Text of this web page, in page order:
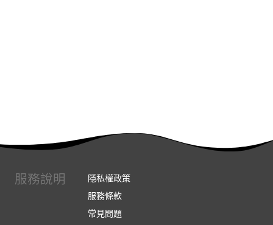
服務說明
隱私權政策
服務條款
常見問題